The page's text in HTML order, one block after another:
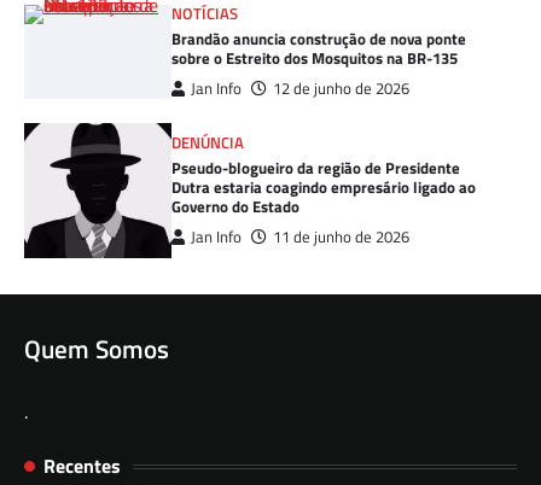
NOTÍCIAS
Brandão anuncia construção de nova ponte
sobre o Estreito dos Mosquitos na BR-135
Jan Info 12 de junho de 2026
DENÚNCIA
Pseudo-blogueiro da região de Presidente
Dutra estaria coagindo empresário ligado ao
Governo do Estado
Jan Info 11 de junho de 2026
Quem Somos
.
Recentes